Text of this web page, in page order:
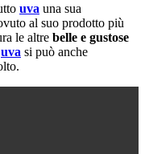
uva una sua
al suo prodotto più
le altre belle e gustose
uva si può anche